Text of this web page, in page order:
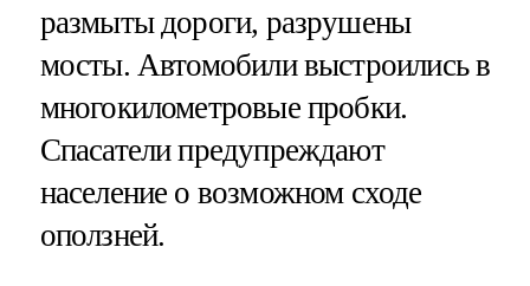
размыты дороги, разрушены
мосты. Автомобили выстроились в
многокилометровые пробки.
Спасатели предупреждают
население о возможном сходе
оползней.